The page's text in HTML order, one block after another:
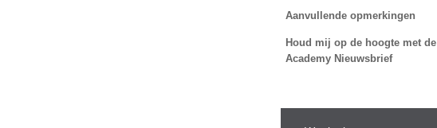
Aanvullende opmerkingen
Houd mij op de hoogte met de
Academy Nieuwsbrief